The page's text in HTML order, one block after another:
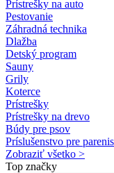
Prístrešky na auto
Pestovanie
Záhradná technika
Dlažba
Detský program
Sauny
Grily
Koterce
Prístrešky
Prístrešky na drevo
Búdy pre psov
Príslušenstvo pre
Zobraziť všetko >
Top značky